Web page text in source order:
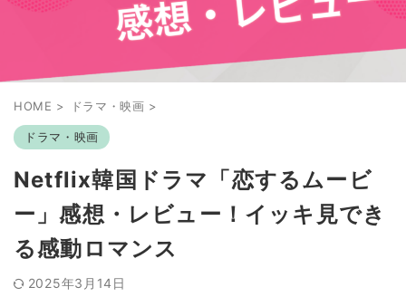
HOME > ドラマ・映画 >
ドラマ・映画
Netflix韓国ドラマ「恋するムービ
ー」感想・レビュー！イッキ見でき
る感動ロマンス
2025年3月14日